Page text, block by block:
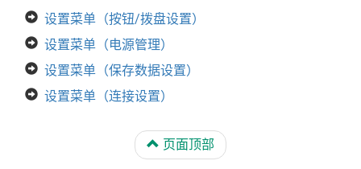
设置菜单（按钮/拨盘设置）
设置菜单（电源管理）
设置菜单（保存数据设置）
设置菜单（连接设置）
页面顶部